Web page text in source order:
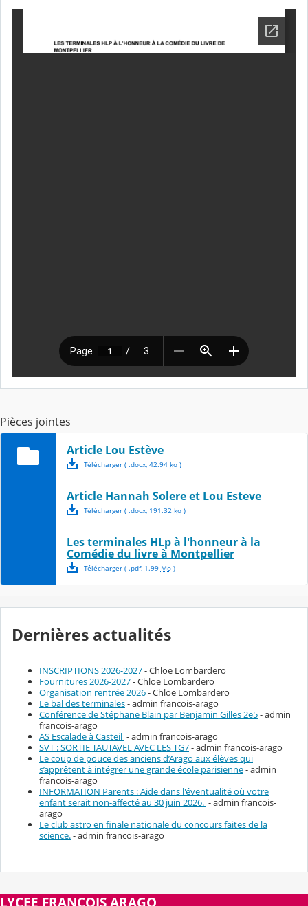
Pièces jointes
Article Lou Estève
Télécharger( .docx, 42.94 ko)
Article Hannah Solere et Lou Esteve
Télécharger( .docx, 191.32 ko)
Les terminales HLp à l'honneur à la
Comédie du livre à Montpellier
Télécharger( .pdf, 1.99 Mo)
Dernières actualités
INSCRIPTIONS 2026-2027- Chloe Lombardero
Fournitures 2026-2027- Chloe Lombardero
Organisation rentrée 2026- Chloe Lombardero
Le bal des terminales- admin francois-arago
Conférence de Stéphane Blain par Benjamin Gilles 2e5- admin
francois-arago
AS Escalade à Casteil - admin francois-arago
SVT : SORTIE TAUTAVEL AVEC LES TG7- admin francois-arago
Le coup de pouce des anciens d’Arago aux élèves qui
s’apprêtent à intégrer une grande école parisienne- admin
francois-arago
INFORMATION Parents : Aide dans l'éventualité où votre
enfant serait non-affecté au 30 juin 2026. - admin francois-
arago
Le club astro en finale nationale du concours faites de la
science.- admin francois-arago
LYCEE FRANCOIS ARAGO